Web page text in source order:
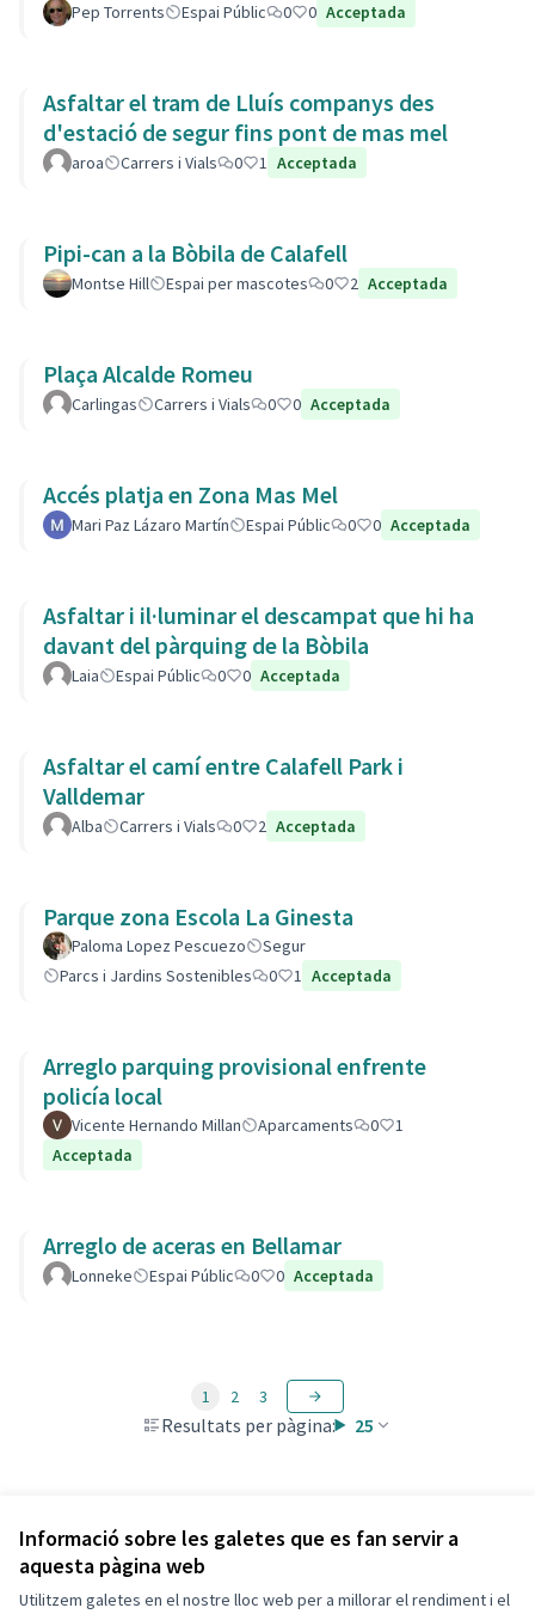
Informació sobre les galetes que es fan servir a
aquesta pàgina web
Utilitzem galetes en el nostre lloc web per a millorar el rendiment i el
Pep Torrents Espai Públic 0 0 Acceptada
Asfaltar el tram de Lluís companys des
d'estació de segur fins pont de mas mel
aroa Carrers i Vials 0 1 Acceptada
Pipi-can a la Bòbila de Calafell
Montse Hill Espai per mascotes 0 2 Acceptada
Plaça Alcalde Romeu
Carlingas Carrers i Vials 0 0 Acceptada
Accés platja en Zona Mas Mel
Mari Paz Lázaro Martín Espai Públic 0 0 Acceptada
Asfaltar i il·luminar el descampat que hi ha
davant del pàrquing de la Bòbila
Laia Espai Públic 0 0 Acceptada
Asfaltar el camí entre Calafell Park i
Valldemar
Alba Carrers i Vials 0 2 Acceptada
Parque zona Escola La Ginesta
Paloma Lopez Pescuezo
Segur
Parcs i Jardins Sostenibles
0 1 Acceptada
Arreglo parquing provisional enfrente
policía local
Vicente Hernando Millan Aparcaments 0
1
Acceptada
Arreglo de aceras en Bellamar
Lonneke Espai Públic 0 0 Acceptada
Resultats per pàgina: 25
1 2 3
Veure totes les propostes retirades
Termes i condicions d'ús